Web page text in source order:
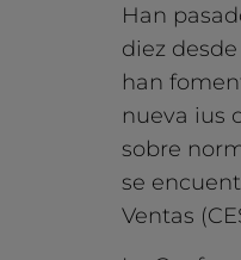
Han
diez
han
nueva ius
sobre
se
Ventas